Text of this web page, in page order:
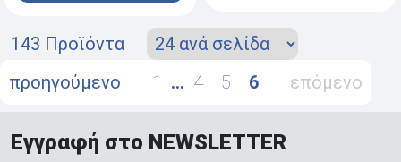
143 Προϊόντα
προηγούμενο
1 … 4 5 6 επόμενο
Εγγραφή στο NEWSLETTER